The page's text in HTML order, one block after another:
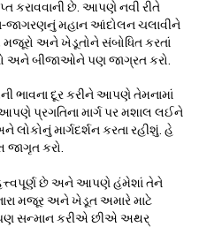
કરાવવાની છે. આપણે નવી રીતે
જાગરણનું મહાન આંદોલન ચલાવીને
અને ખેડૂતોને સંબોધિત કરતાં
બીજાઓને પણ જાગ્રત કરો.
ભાવના દૂર કરીને આપણે તેમનામાં
આપણે પ્રગતિના માર્ગ પર મશાલ લઈને
માર્ગદર્શન કરતા રહીશું. હે
જાગૃત કરો.
છે અને આપણે હંમેશાં તેને
મજૂર અને ખેડૂત અમારે માટે
સન્માન કરીએ છીએ અથર્